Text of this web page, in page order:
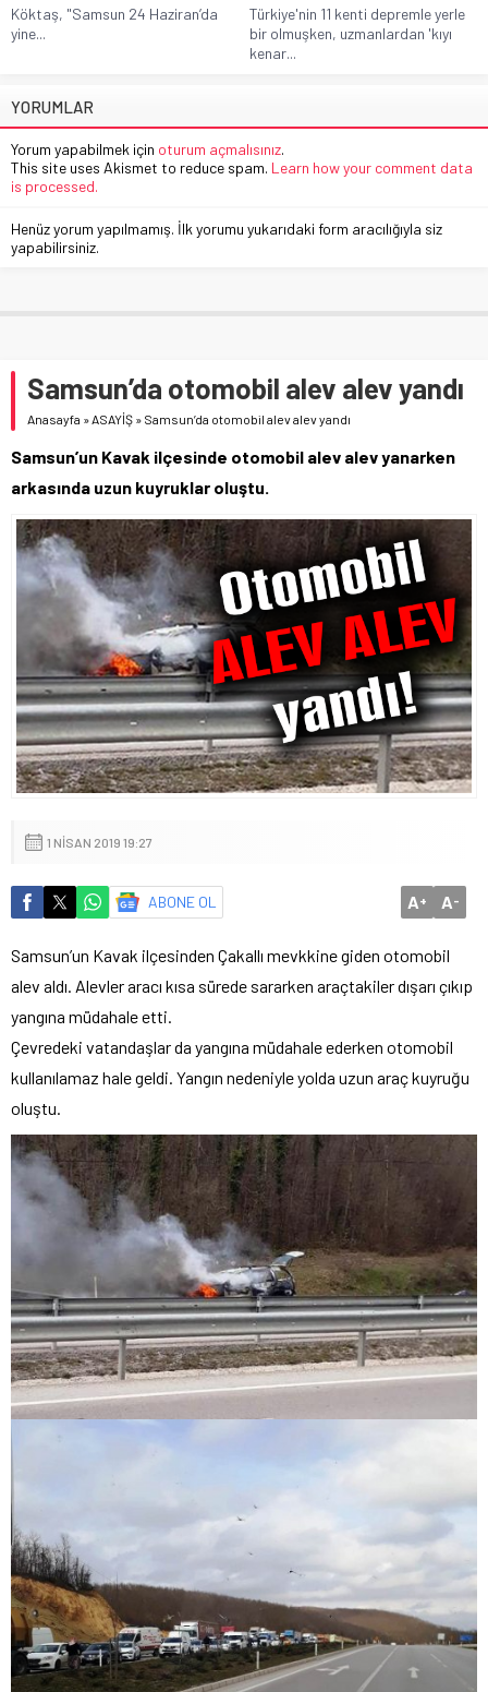
Köktaş, "Samsun 24 Haziran’da
yine...
Türkiye'nin 11 kenti depremle yerle
bir olmuşken, uzmanlardan 'kıyı
kenar...
YORUMLAR
Yorum yapabilmek için oturum açmalısınız.
This site uses Akismet to reduce spam. Learn how your comment data
is processed.
Henüz yorum yapılmamış. İlk yorumu yukarıdaki form aracılığıyla siz
yapabilirsiniz.
Samsun’da otomobil alev alev yandı
Anasayfa »ASAYİŞ » Samsun’da otomobil alev alev yandı
Samsun’un Kavak ilçesinde otomobil alev alev yanarken
arkasında uzun kuyruklar oluştu.
1 NISAN 2019 19:27
ABONE OL A+ A-
Samsun’un Kavak ilçesinden Çakallı mevkkine giden otomobil
alev aldı. Alevler aracı kısa sürede sararken araçtakiler dışarı çıkıp
yangına müdahale etti.
Çevredeki vatandaşlar da yangına müdahale ederken otomobil
kullanılamaz hale geldi. Yangın nedeniyle yolda uzun araç kuyruğu
oluştu.